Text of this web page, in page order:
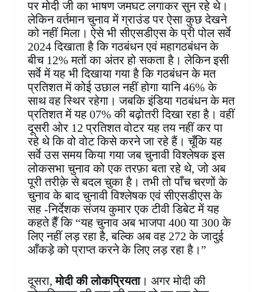
पर मोदी जी का भाषण जमघट लगाकर सुन रहे थे।
लेकिन वर्तमान चुनाव में ग्राउंड पर ऐसा कुछ देखने
को नहीं मिला। ऐसे भी सीएसडीएस के प्री पोल सर्वे
2024 दिखाता है कि गठबंधन एवं महागठबंधन के
बीच 12% मतों का अंतर हो सकता है। लेकिन इसी
सर्वे में यह भी दिखाया गया है कि गठबंधन के मत
प्रतिशत में कोई उछाल नहीं होगा यानि 46% के
साथ वह स्थिर रहेगा। जबकि इंडिया गठबंधन के मत
प्रतिशत में यह 07% की बढ़ोतरी दिखा रहा है। वहीं
दूसरी ओर 12 प्रतिशत वोटर यह तय नहीं कर पा
रहे थे कि वो वोट किसे करने जा रहे हैं। चूँकि यह
सर्वे उस समय किया गया जब चुनावी विश्लेषक इस
लोकसभा चुनाव को एक तरफ़ा बता रहे थे, जो अब
पूरी तरीक़े से बदल चुका है। तभी तो पाँच चरणों के
चुनाव के बाद चुनावी विश्लेषक एवं सीएसडीएस के
सह -निर्देशक संजय कुमार एक टीवी डिबेट में यह
कहते हैँ कि “यह चुनाव अब भाजपा 400 या 300 के
लिए नहीं लड़ रहा है, बल्कि अब वह 272 के जादुई
आँकड़े को प्राप्त करने के लिए लड़ रहा है।”
दूसरा,मोदी की लोकप्रियता। अगर मोदी की